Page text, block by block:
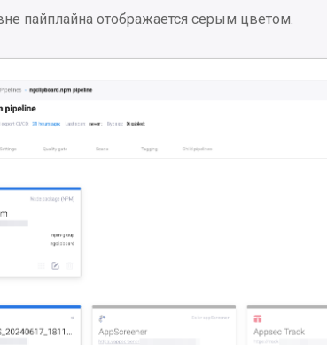
пайплайна отображается серым цветом.